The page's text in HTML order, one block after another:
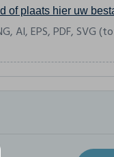
of plaats hier uw
AI, EPS, PDF, SVG